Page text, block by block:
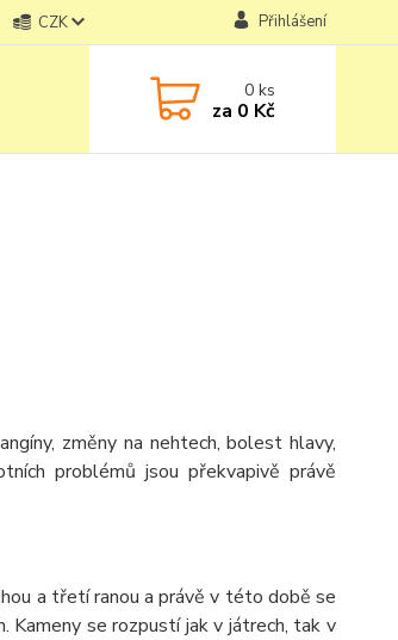
CZK Přihlášení
0ks
za 0 Kč
změny na nehtech, bolest hlavy,
problémů jsou překvapivě právě
a třetí ranou a právě v této době se
Kameny se rozpustí jak v játrech, tak v